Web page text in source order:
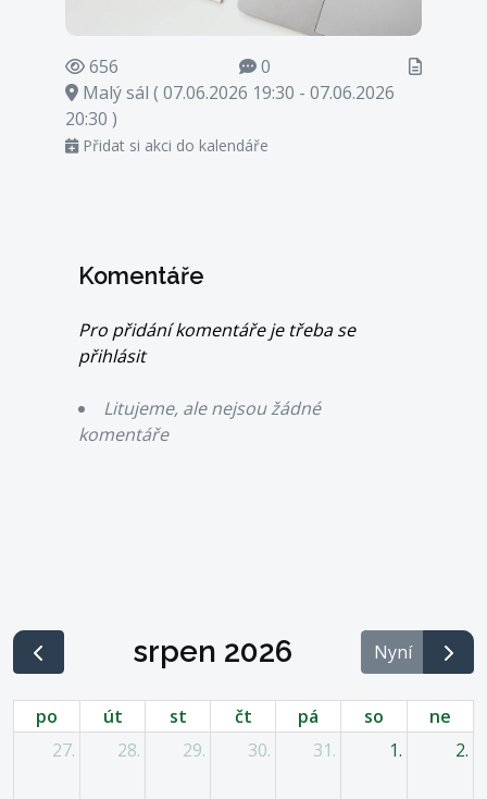
656
0
Malý sál ( 07.06.2026 19:30 - 07.06.2026
20:30 )
Přidat si akci do kalendáře
Komentáře
Pro přidání komentáře je třeba se
přihlásit
Litujeme, ale nejsou žádné
komentáře
srpen 2026 Nyní
po út st čt pá so
ne
27.
28. 29. 30. 31. 1. 2.